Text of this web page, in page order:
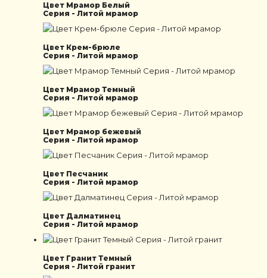
Цвет Мрамор Белый
Серия - Литой мрамор
Цвет Крем-брюле
Серия - Литой мрамор
Цвет Мрамор Темный
Серия - Литой мрамор
Цвет Мрамор бежевый
Серия - Литой мрамор
Цвет Песчаник
Серия - Литой мрамор
Цвет Далматинец
Серия - Литой мрамор
Цвет Гранит Темный
Серия - Литой гранит